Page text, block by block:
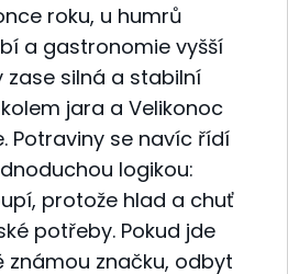
roku, u humrů
a gastronomie vyšší
silná a stabilní
jara a Velikonoc
Potraviny se navíc řídí
logikou:
protože hlad a chuť
potřeby. Pokud jde
známou značku, odbyt